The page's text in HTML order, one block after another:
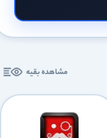
مشاهده بقیه